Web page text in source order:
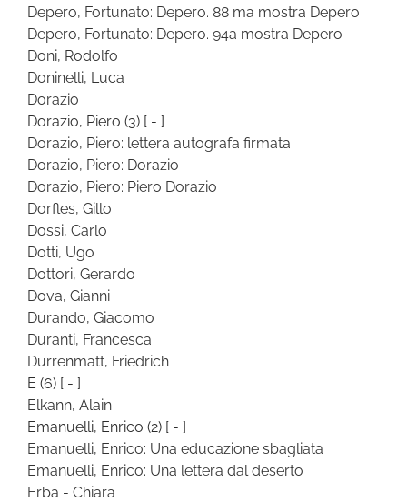
Depero, Fortunato: Depero. 88 ma mostra Depero
Depero, Fortunato: Depero. 94a mostra Depero
Doni, Rodolfo
Doninelli, Luca
Dorazio
Dorazio, Piero (3) [ - ]
Dorazio, Piero: lettera autografa firmata
Dorazio, Piero: Dorazio
Dorazio, Piero: Piero Dorazio
Dorfles, Gillo
Dossi, Carlo
Dotti, Ugo
Dottori, Gerardo
Dova, Gianni
Durando, Giacomo
Duranti, Francesca
Durrenmatt, Friedrich
E (6) [ - ]
Elkann, Alain
Emanuelli, Enrico (2) [ - ]
Emanuelli, Enrico: Una educazione sbagliata
Emanuelli, Enrico: Una lettera dal deserto
Erba - Chiara